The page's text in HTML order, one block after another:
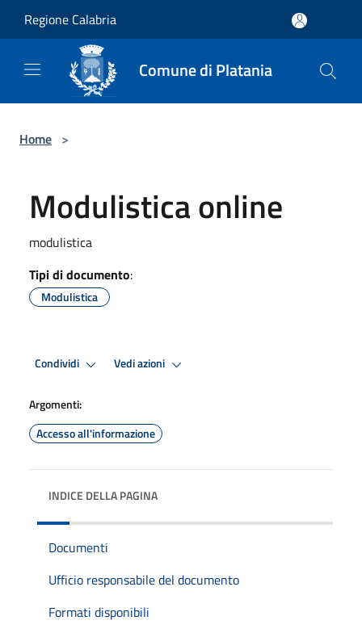
Regione Calabria
Comune di Platania
Home >
Modulistica online
modulistica
Tipi di documento:
Modulistica
Condividi Vedi azioni
Argomenti:
Accesso all'informazione
INDICE DELLA PAGINA
Documenti
Ufficio responsabile del documento
Formati disponibili